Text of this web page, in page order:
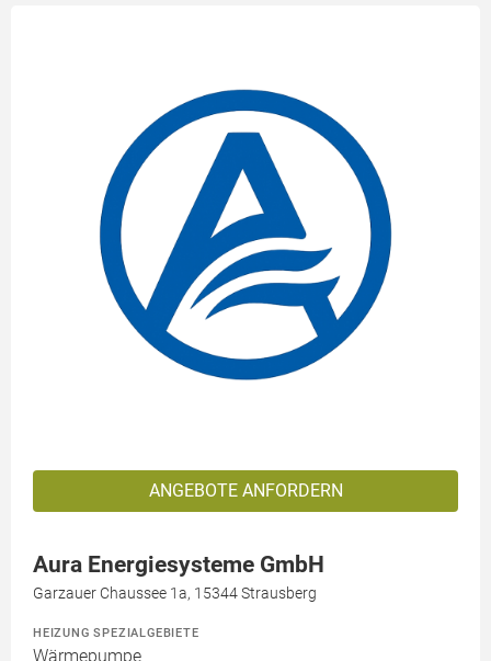
ANGEBOTE ANFORDERN
Aura Energiesysteme GmbH
Garzauer Chaussee 1a, 15344 Strausberg
HEIZUNG SPEZIALGEBIETE
Wärmepumpe